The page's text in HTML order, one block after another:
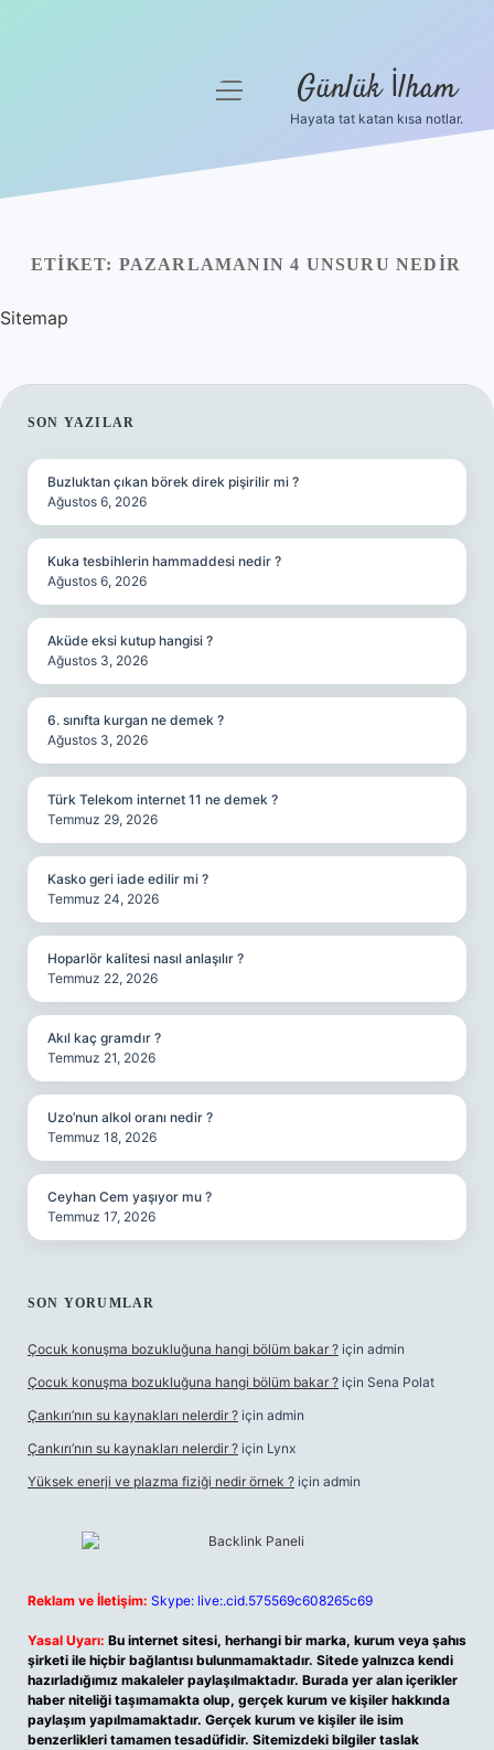
Yasal Uyarı
Hakkımızda
menüyü
Günlük İlham
Hayata tat katan kısa notlar.
ETIKET: PAZARLAMANIN 4 UNSURU NEDIR
Sitemap
SIDEBAR
SON YAZILAR
Buzluktan çıkan börek direk pişirilir mi ?
Ağustos 6, 2026
Kuka tesbihlerin hammaddesi nedir ?
Ağustos 6, 2026
Aküde eksi kutup hangisi ?
Ağustos 3, 2026
6. sınıfta kurgan ne demek ?
Ağustos 3, 2026
Türk Telekom internet 11 ne demek ?
Temmuz 29, 2026
Kasko geri iade edilir mi ?
Temmuz 24, 2026
Hoparlör kalitesi nasıl anlaşılır ?
Temmuz 22, 2026
Akıl kaç gramdır ?
Temmuz 21, 2026
Uzo’nun alkol oranı nedir ?
Temmuz 18, 2026
Ceyhan Cem yaşıyor mu ?
Temmuz 17, 2026
SON YORUMLAR
Çocuk konuşma bozukluğuna hangi bölüm bakar ? için admin
Çocuk konuşma bozukluğuna hangi bölüm bakar ? için Sena Polat
Çankırı’nın su kaynakları nelerdir ? için admin
Çankırı’nın su kaynakları nelerdir ? için Lynx
Yüksek enerji ve plazma fiziği nedir örnek ? için admin
Reklam ve İletişim: Skype: live:.cid.575569c608265c69
Yasal Uyarı: Bu internet sitesi, herhangi bir marka, kurum veya şahıs
şirketi ile hiçbir bağlantısı bulunmamaktadır. Sitede yalnızca kendi
hazırladığımız makaleler paylaşılmaktadır. Burada yer alan içerikler
haber niteliği taşımamakta olup, gerçek kurum ve kişiler hakkında
paylaşım yapılmamaktadır. Gerçek kurum ve kişiler ile isim
benzerlikleri tamamen tesadüfidir. Sitemizdeki bilgiler taslak